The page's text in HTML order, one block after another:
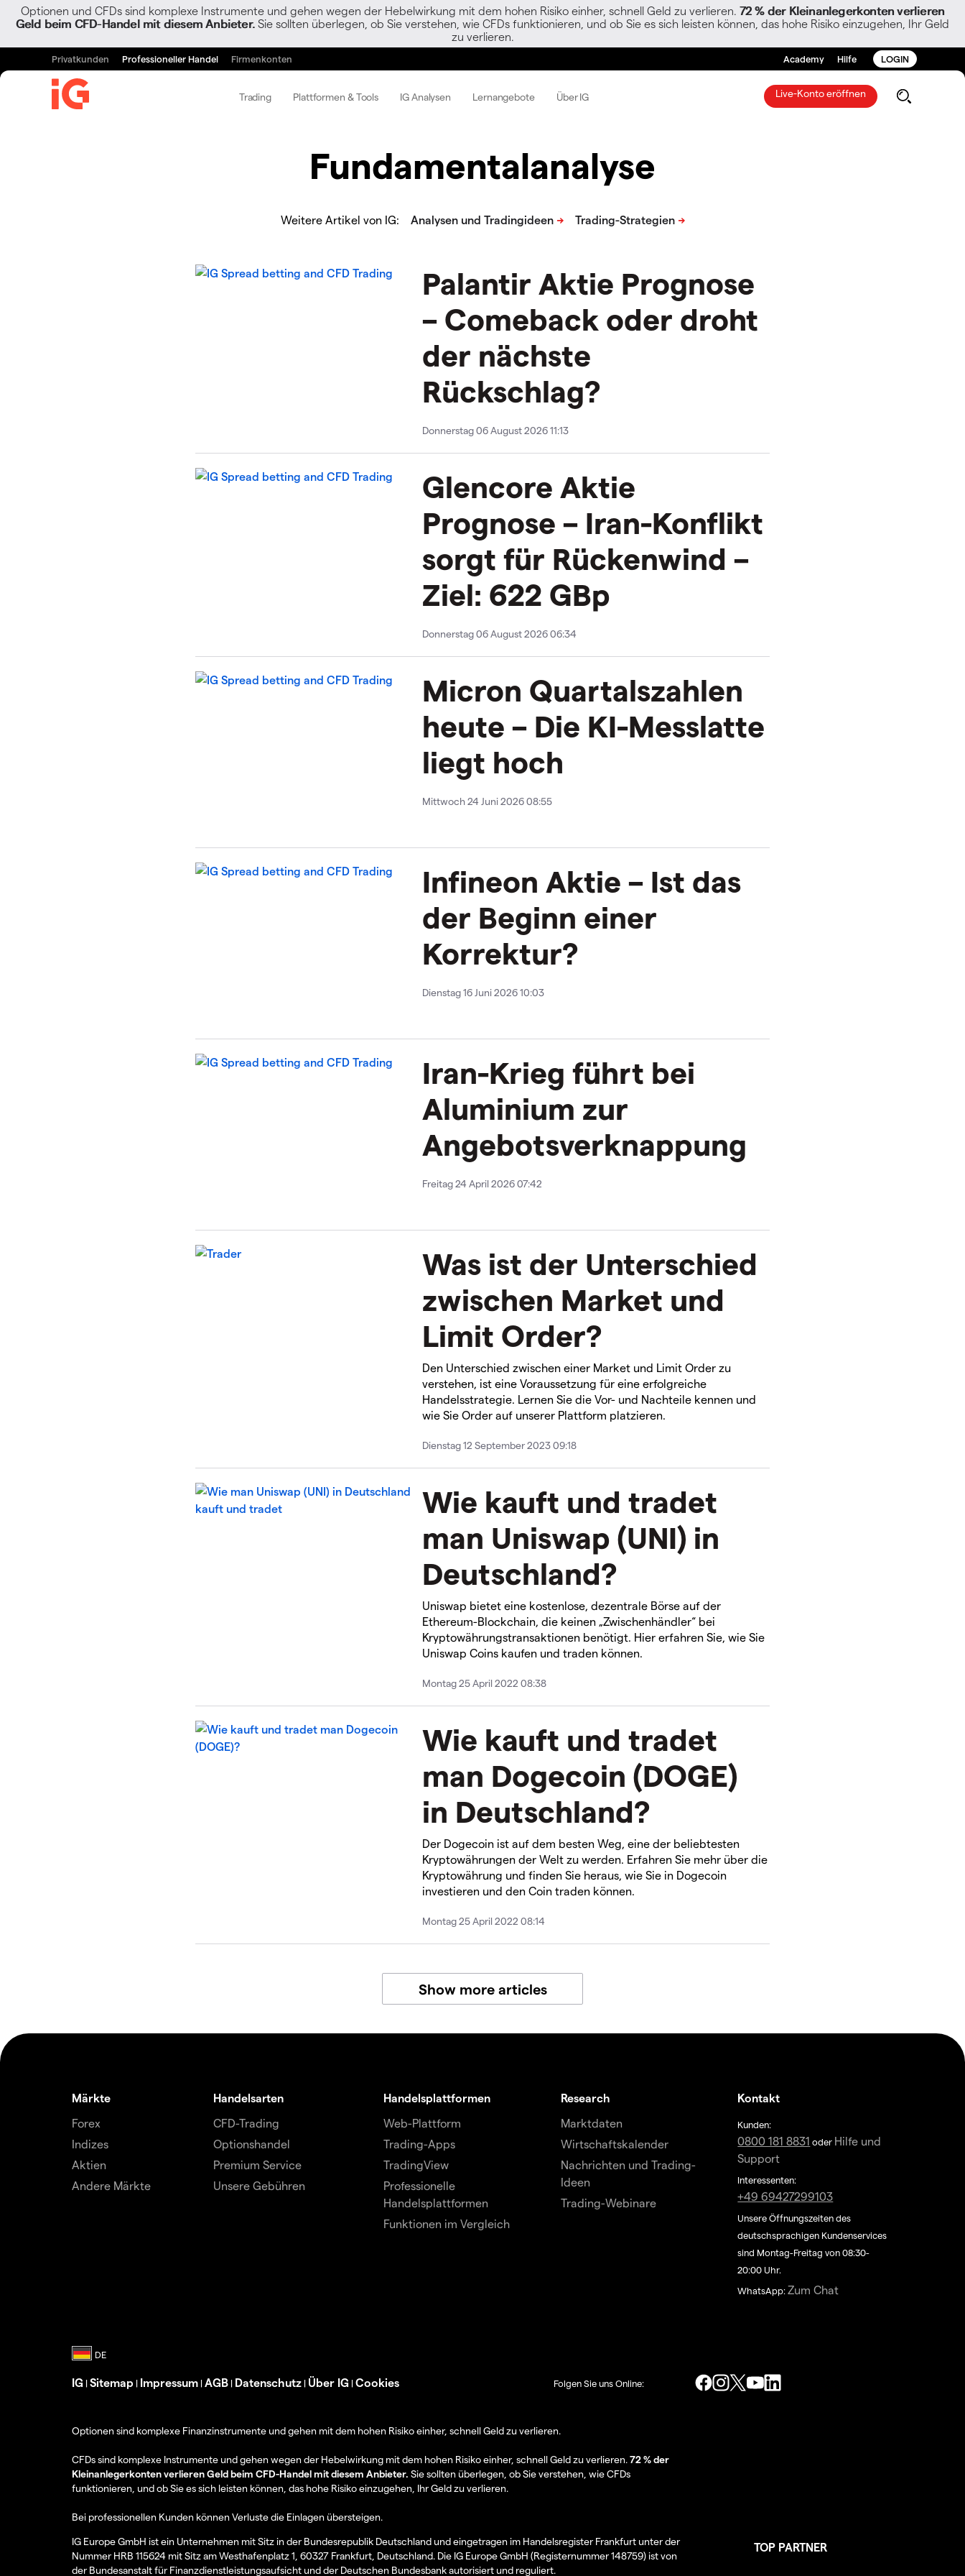
Optionen und CFDs sind komplexe Instrumente und gehen wegen der Hebelwirkung mit dem hohen Risiko einher, schnell Geld zu verlieren. 72 % der Kleinanlegerkonten verlieren
Geld beim CFD-Handel mit diesem Anbieter. Sie sollten überlegen, ob Sie verstehen, wie CFDs funktionieren, und ob Sie es sich leisten können, das hohe Risiko einzugehen, Ihr Geld
zu verlieren.
Privatkunden Professioneller Handel Firmenkonten Academy Hilfe LOGIN
Trading Plattformen & Tools IG Analysen Lernangebote Über IG Live-Konto eröffnen
Fundamentalanalyse
Weitere Artikel von IG:
Palantir Aktie Prognose
– Comeback oder droht
der nächste
Rückschlag?
Donnerstag 06 August 2026 11:13
Glencore Aktie
Prognose – Iran-Konflikt
sorgt für Rückenwind –
Ziel: 622 GBp
Donnerstag 06 August 2026 06:34
Micron Quartalszahlen
heute – Die KI-Messlatte
liegt hoch
Mittwoch 24 Juni 2026 08:55
Infineon Aktie – Ist das
der Beginn einer
Korrektur?
Dienstag 16 Juni 2026 10:03
Iran-Krieg führt bei
Aluminium zur
Angebotsverknappung
Freitag 24 April 2026 07:42
Was ist der Unterschied
zwischen Market und
Limit Order?
Den Unterschied zwischen einer Market und Limit Order zu
verstehen, ist eine Voraussetzung für eine erfolgreiche
Handelsstrategie. Lernen Sie die Vor- und Nachteile kennen und
wie Sie Order auf unserer Plattform platzieren.
Dienstag 12 September 2023 09:18
Wie kauft und tradet
man Uniswap (UNI) in
Deutschland?
Uniswap bietet eine kostenlose, dezentrale Börse auf der
Ethereum-Blockchain, die keinen „Zwischenhändler“ bei
Kryptowährungstransaktionen benötigt. Hier erfahren Sie, wie Sie
Uniswap Coins kaufen und traden können.
Montag 25 April 2022 08:38
Wie kauft und tradet
man Dogecoin (DOGE)
in Deutschland?
Der Dogecoin ist auf dem besten Weg, eine der beliebtesten
Kryptowährungen der Welt zu werden. Erfahren Sie mehr über die
Kryptowährung und finden Sie heraus, wie Sie in Dogecoin
investieren und den Coin traden können.
Montag 25 April 2022 08:14
Show more articles
Märkte
Forex
Indizes
Aktien
Andere Märkte
Handelsarten
CFD-Trading
Optionshandel
Premium Service
Unsere Gebühren
Handelsplattformen
Web-Plattform
Trading-Apps
TradingView
Professionelle
Handelsplattformen
Funktionen im Vergleich
Research
Marktdaten
Wirtschaftskalender
Nachrichten und Trading-
Ideen
Trading-Webinare
Kontakt
Kunden:
0800 181 8831 oder Hilfe und
Support
Interessenten:
+49 69427299103
Unsere Öffnungszeiten des
deutschsprachigen Kundenservices
sind Montag-Freitag von 08:30-
20:00 Uhr.
WhatsApp:Zum Chat
IG | Sitemap | Impressum | AGB | Datenschutz | Über IG | Cookies Folgen Sie uns Online:
Optionen sind komplexe Finanzinstrumente und gehen mit dem hohen Risiko einher, schnell Geld zu verlieren.
CFDs sind komplexe Instrumente und gehen wegen der Hebelwirkung mit dem hohen Risiko einher, schnell Geld zu verlieren.72 % der
Kleinanlegerkonten verlieren Geld beim CFD-Handel mit diesem Anbieter. Sie sollten überlegen, ob Sie verstehen, wie CFDs
funktionieren, und ob Sie es sich leisten können, das hohe Risiko einzugehen, Ihr Geld zu verlieren.
Bei professionellen Kunden können Verluste die Einlagen übersteigen.
IG Europe GmbH ist ein Unternehmen mit Sitz in der Bundesrepublik Deutschland und eingetragen im Handelsregister Frankfurt unter der
Nummer HRB 115624 mit Sitz am Westhafenplatz 1, 60327 Frankfurt, Deutschland. Die IG Europe GmbH (Registernummer 148759) ist von
der Bundesanstalt für Finanzdienstleistungsaufsicht und der Deutschen Bundesbank autorisiert und reguliert.
TOP PARTNER